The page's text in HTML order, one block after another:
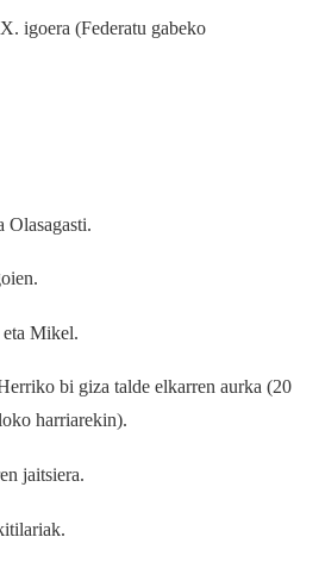
igoera (Federatu gabeko
Olasagasti.
Mikel.
bi giza talde elkarren aurka (20
harriarekin).
jaitsiera.